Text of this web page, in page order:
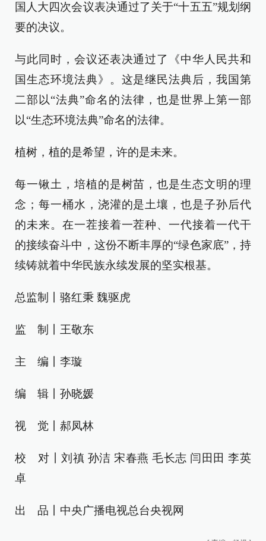
国人大四次会议表决通过了关于“十五五”规划纲
要的决议。
与此同时，会议还表决通过了《中华人民共和
国生态环境法典》。这是继民法典后，我国第
二部以“法典”命名的法律，也是世界上第一部
以“生态环境法典”命名的法律。
植树，植的是希望，许的是未来。
每一锹土，培植的是树苗，也是生态文明的理
念；每一桶水，浇灌的是土壤，也是子孙后代
的未来。在一茬接着一茬种、一代接着一代干
的接续奋斗中，这份不断丰厚的“绿色家底”，持
续铸就着中华民族永续发展的坚实根基。
总监制丨骆红秉 魏驱虎
监 制丨王敬东
主 编丨李璇
编 辑丨孙晓媛
视 觉丨郝凤林
校 对丨刘禛 孙洁 宋春燕 毛长志 闫田田 李英
卓
出 品丨中央广播电视总台央视网